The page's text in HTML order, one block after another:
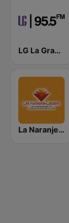
LG La Grande
La Naranjera de Sibers